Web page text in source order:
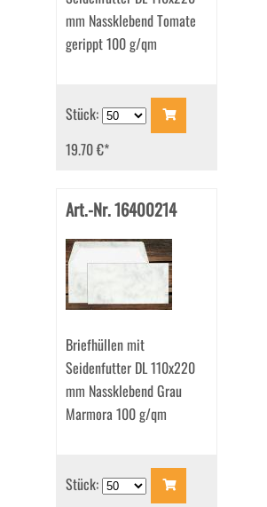
mm Nassklebend Tomate
gerippt 100 g/qm
Stück:
19.70 €*
Art.-Nr. 16400214
Briefhüllen mit
Seidenfutter DL 110x220
mm Nassklebend Grau
Marmora 100 g/qm
Stück: